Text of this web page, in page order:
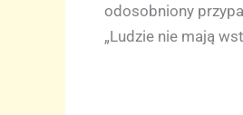
odosobniony
„Ludzie nie mają